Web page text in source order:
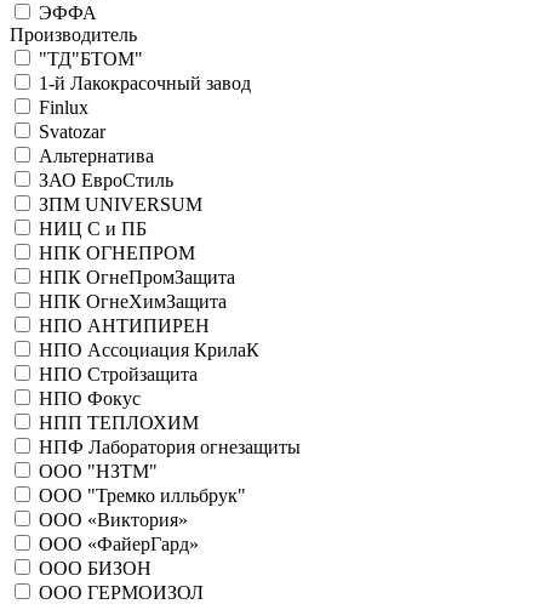
ЭФФА
Производитель
"ТД"БТОМ"
1-й Лакокрасочный завод
Finlux
Svatozar
Альтернатива
ЗАО ЕвроСтиль
ЗПМ UNIVERSUM
НИЦ С и ПБ
НПК ОГНЕПРОМ
НПК ОгнеПромЗащита
НПК ОгнеХимЗащита
НПО АНТИПИРЕН
НПО Ассоциация КрилаК
НПО Стройзащита
НПО Фокус
НПП ТЕПЛОХИМ
НПФ Лаборатория огнезащиты
ООО "НЗТМ"
ООО "Тремко илльбрук"
ООО «Виктория»
ООО «ФайерГард»
ООО БИЗОН
ООО ГЕРМОИЗОЛ